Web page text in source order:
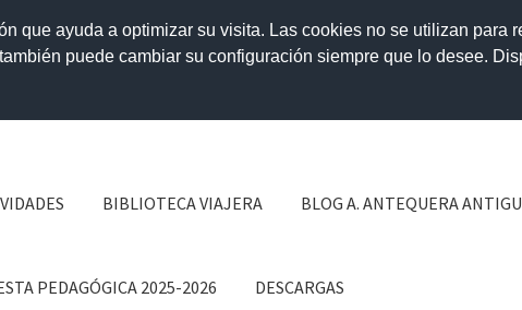
que ayuda a optimizar su visita. Las cookies no se utilizan para
puede cambiar su configuración siempre que lo desee.
BIBLIOTECA VIAJERA BLOG A. ANTEQUERA
PEDAGÓGICA 2025-2026 DESCARGAS